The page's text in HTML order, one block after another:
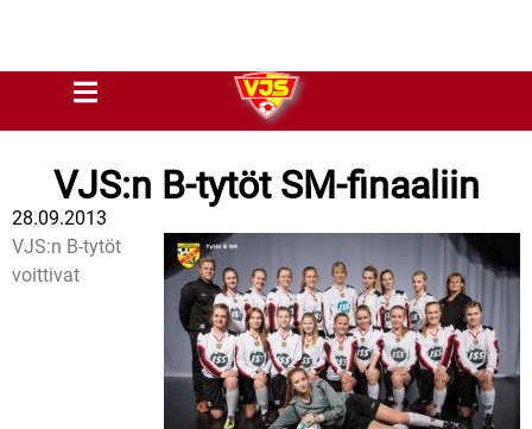
VJS:n B-tytöt SM-finaaliin
28.09.2013
VJS:n B-tytöt
voittivat